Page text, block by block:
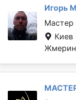
Игорь
Мастер
Киев